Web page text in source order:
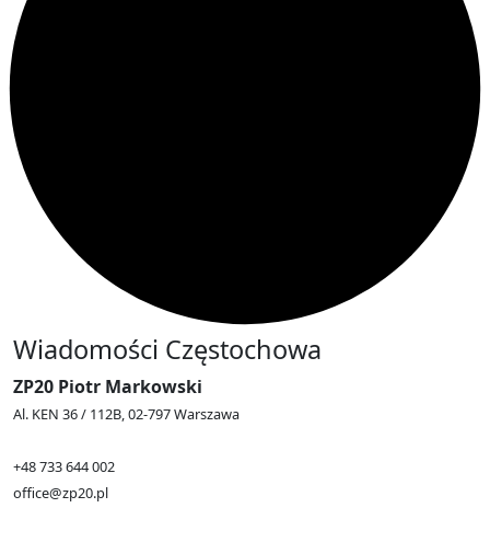
Wiadomości Częstochowa
ZP20 Piotr Markowski
Al. KEN 36 / 112B, 02-797 Warszawa
+48 733 644 002
office@zp20.pl